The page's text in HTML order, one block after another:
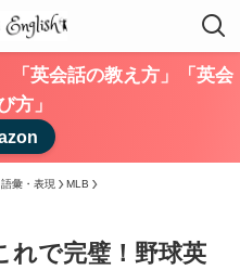
英会話の教え方」「英会
方」
彙・表現 MLB
れで完璧！野球英